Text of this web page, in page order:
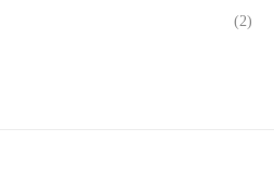
(2)